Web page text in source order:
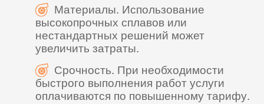
Материалы. Использование
высокопрочных сплавов или
нестандартных решений может
увеличить затраты.
Срочность. При необходимости
быстрого выполнения работ услуги
оплачиваются по повышенному тарифу.